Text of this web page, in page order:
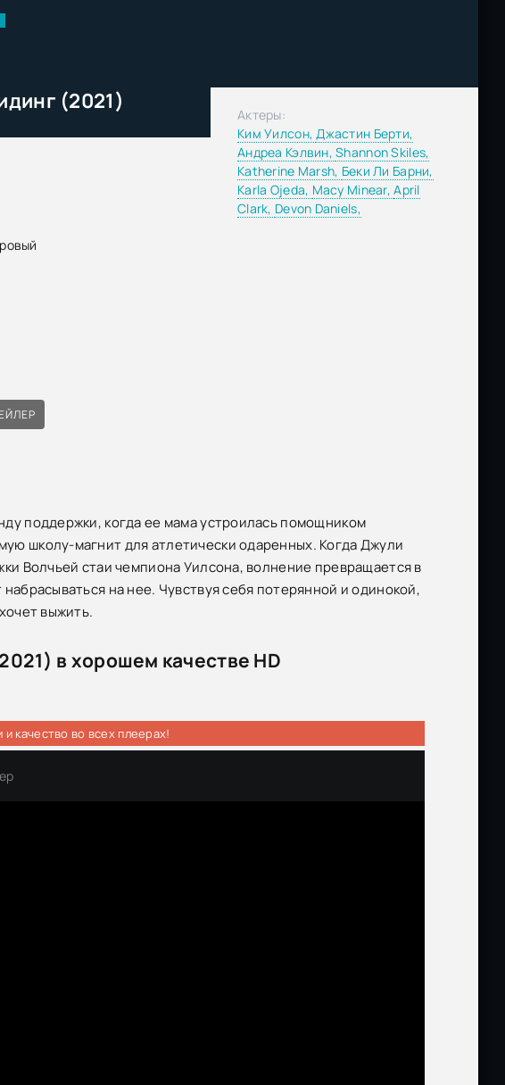
(2021)
Актеры:
Ким Уилсон,Джастин Берти,
Андреа Кэлвин,Shannon Skiles,
Katherine Marsh, Беки Ли Барни,
Karla Ojeda, Macy Minear,April
Clark, Devon Daniels,
поддержки, когда ее мама устроилась помощником
школу-магнит для атлетически одаренных. Когда Джули
Волчьей стаи чемпиона Уилсона, волнение превращается в
на нее. Чувствуя себя потерянной и одинокой,
выжить.
в хорошем качестве HD
качество во всех плеерах!